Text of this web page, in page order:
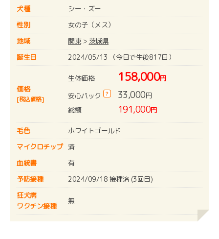
犬種
シー・ズー
性別
女の子（メス）
地域
関東> 茨城県
誕生日
2024/05/13 （今日で生後817日）
価格
[税込価格]
生体価格 158,000円
安心パック
? 33,000円
総額
191,000円
毛色
ホワイトゴールド
マイクロチップ 済
血統書
有
予防接種
2024/09/18 接種済 (3回目)
狂犬病
ワクチン接種
無